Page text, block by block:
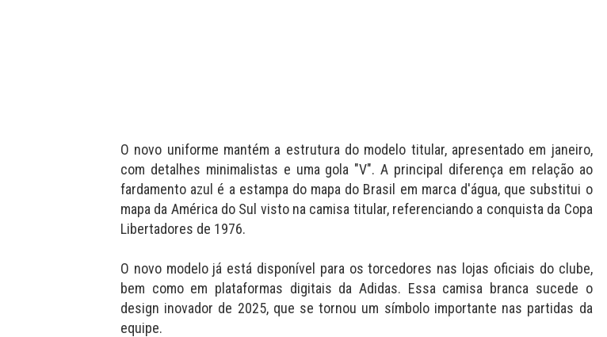
O novo uniforme mantém a estrutura do modelo titular, apresentado em janeiro,
com detalhes minimalistas e uma gola "V". A principal diferença em relação ao
fardamento azul é a estampa do mapa do Brasil em marca d'água, que substitui o
mapa da América do Sul visto na camisa titular, referenciando a conquista da Copa
Libertadores de 1976.
O novo modelo já está disponível para os torcedores nas lojas oficiais do clube,
bem como em plataformas digitais da Adidas. Essa camisa branca sucede o
design inovador de 2025, que se tornou um símbolo importante nas partidas da
equipe.